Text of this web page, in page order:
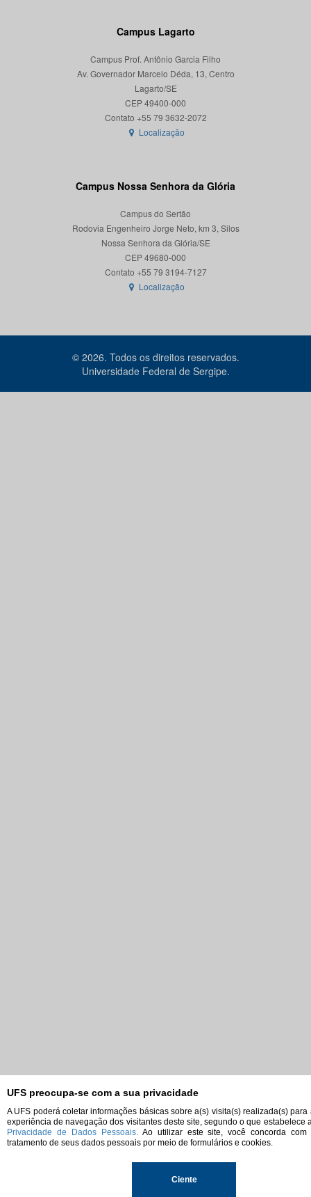
UFS preocupa-se com a sua privacidade
A UFS poderá coletar informações básicas sobre a(s) visita(s) realizada(s) para
experiência de navegação dos visitantes deste site, segundo o que estabelece
Privacidade de Dados Pessoais.Ao utilizar este site, você concorda
tratamento de seus dados pessoais por meio de formulários e cookies.
Ciente
Campus Lagarto
Campus Prof. Antônio Garcia Filho
Av. Governador Marcelo Déda, 13, Centro
Lagarto/SE
CEP 49400-000
Localização
Campus Nossa Senhora da Glória
Campus do Sertão
Rodovia Engenheiro Jorge Neto, km 3, Silos
Nossa Senhora da Glória/SE
CEP 49680-000
Contato +55 79 3194-7127
Localização
© 2026. Todos os direitos reservados.
Universidade Federal de Sergipe.